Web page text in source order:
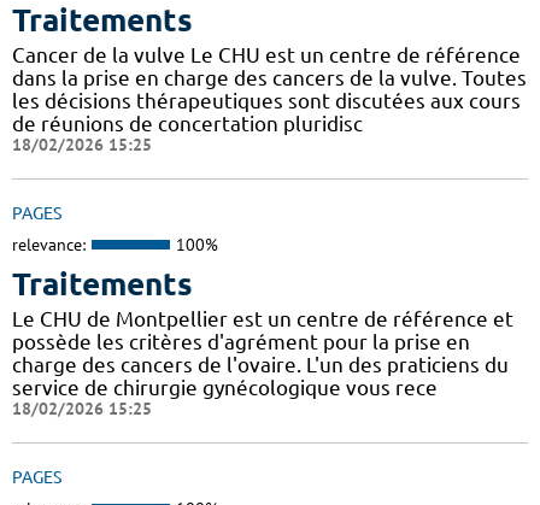
Traitements
Cancer de la vulve Le CHU est un centre de référence
dans la prise en charge des cancers de la vulve. Toutes
les décisions thérapeutiques sont discutées aux cours
de réunions de concertation pluridisc
18/02/2026 15:25
PAGES
relevance: 100%
Traitements
Le CHU de Montpellier est un centre de référence et
possède les critères d'agrément pour la prise en
charge des cancers de l'ovaire. L'un des praticiens du
service de chirurgie gynécologique vous rece
18/02/2026 15:25
PAGES